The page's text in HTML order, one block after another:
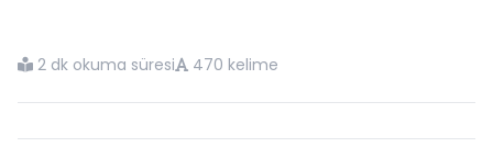
2 dk okuma süresi 470 kelime